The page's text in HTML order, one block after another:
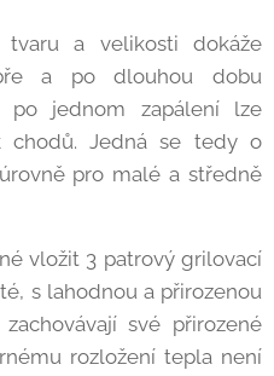
tvaru a velikosti dokáže
a po dlouhou dobu
po jednom zapálení lze
chodů. Jedná se tedy o
pro malé a středně
vložit 3 patrový grilovací
s lahodnou a přirozenou
své přirozené
rozložení tepla není